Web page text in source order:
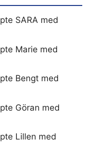
SARA med
Marie med
Bengt med
Göran med
Lillen med